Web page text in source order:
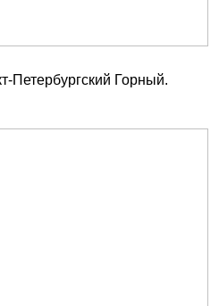
Петербургский Горный.